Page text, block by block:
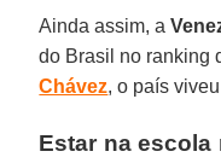
Ainda assim, a
do Brasil no ranking
Chávez, o país
Estar na escola